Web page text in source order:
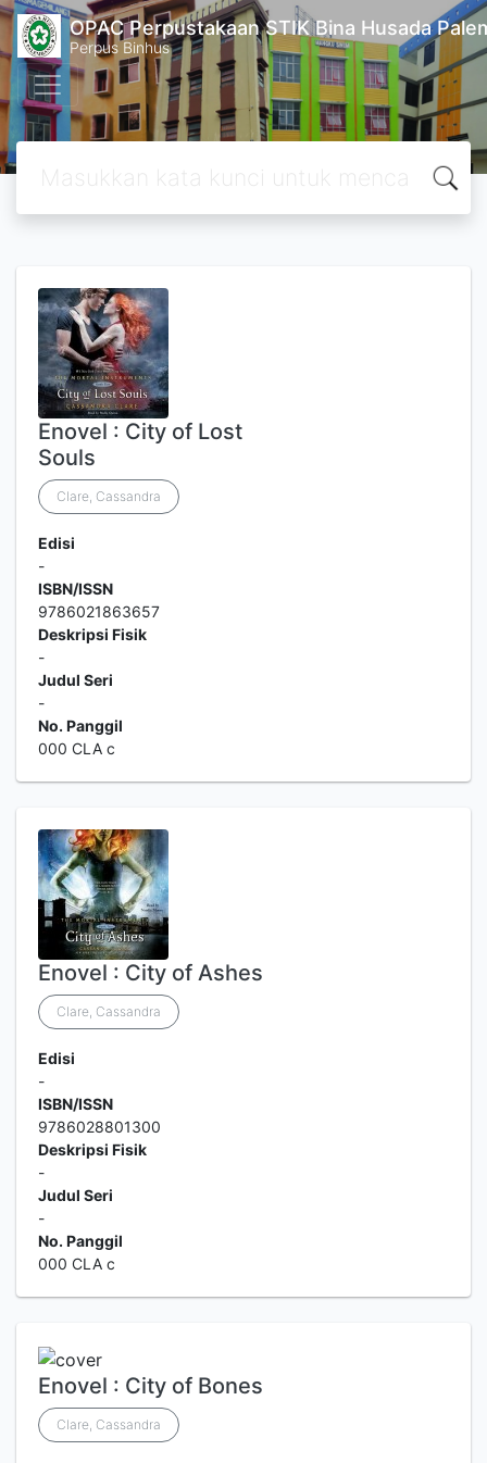
OPAC Perpustakaan STIK Bina Husada
Perpus Binhus
Enovel : City of Lost
Souls
Clare, Cassandra
Edisi
-
ISBN/ISSN
9786021863657
Deskripsi Fisik
-
Judul Seri
-
No. Panggil
000 CLA c
Enovel : City of Ashes
Clare, Cassandra
Edisi
-
ISBN/ISSN
9786028801300
Deskripsi Fisik
-
Judul Seri
-
No. Panggil
000 CLA c
Enovel : City of Bones
Clare, Cassandra